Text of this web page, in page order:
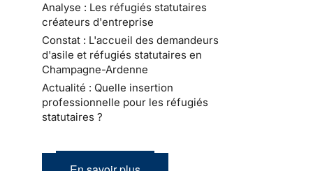
Analyse : Les réfugiés statutaires
créateurs d'entreprise
Constat : L'accueil des demandeurs
d'asile et réfugiés statutaires en
Champagne-Ardenne
Actualité : Quelle insertion
professionnelle pour les réfugiés
statutaires ?